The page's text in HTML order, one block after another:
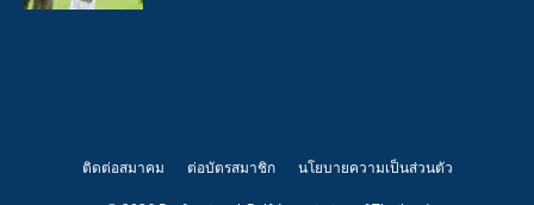
ติดต่อสมาคม ต่อบัตรสมาชิก นโยบายความเป็นส่วนตัว